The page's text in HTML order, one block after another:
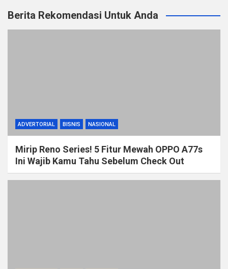
Berita Rekomendasi Untuk Anda
ADVERTORIAL BISNIS NASIONAL
Mirip Reno Series! 5 Fitur Mewah OPPO A77s
Ini Wajib Kamu Tahu Sebelum Check Out